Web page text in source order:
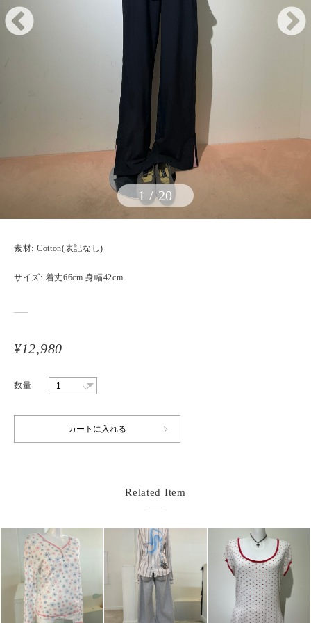
1 /20
素材: Cotton(表記なし)
サイズ: 着丈66cm 身幅42cm
¥12,980
数量
Related Item